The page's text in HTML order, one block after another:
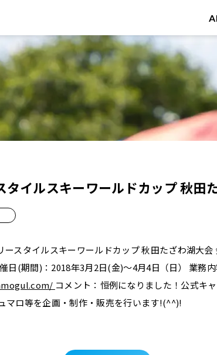
イルスキーワールドカップ 秋田
ースタイルスキーワールドカップ 秋田たざわ湖大
(期間)：2018年3月2日(金)～4月4日（日） 業務
コメント：恒例になりました！公式キ
マロ等を企画・制作・販売を行います!(^^)!